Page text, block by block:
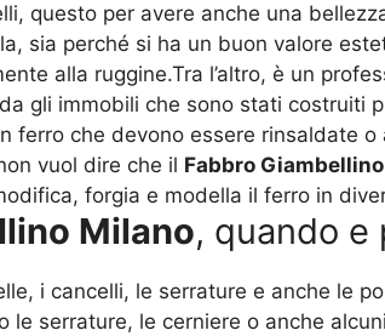
questo per avere anche una
sia perché si ha un buon valore
alla ruggine.Tra l’altro, è un
gli immobili che sono stati costruiti
ferro che devono essere rinsaldate
vuol dire che il Fabbro
forgia e modella il ferro in
Milano, quando e
i cancelli, le serrature e anche le
le serrature, le cerniere o anche